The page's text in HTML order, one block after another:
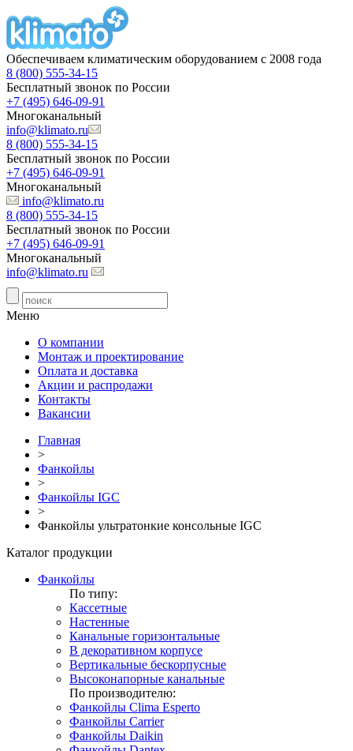
Обеспечиваем климатическим оборудованием с 2008 года
8 (800) 555-34-15
Бесплатный звонок по России
+7 (495) 646-09-91
Многоканальный
info@klimato.ru
8 (800) 555-34-15
Бесплатный звонок по России
+7 (495) 646-09-91
Многоканальный
info@klimato.ru
8 (800) 555-34-15
Бесплатный звонок по России
+7 (495) 646-09-91
Многоканальный
info@klimato.ru
Меню
О компании
Монтаж и проектирование
Оплата и доставка
Акции и распродажи
Контакты
Вакансии
Главная
>
Фанкойлы
>
Фанкойлы IGC
>
Фанкойлы ультратонкие консольные IGC
Каталог продукции
Фанкойлы
По типу:
Кассетные
Настенные
Канальные горизонтальные
В декоративном корпусе
Вертикальные бескорпусные
Высоконапорные канальные
По производителю:
Фанкойлы Clima Esperto
Фанкойлы Carrier
Фанкойлы Daikin